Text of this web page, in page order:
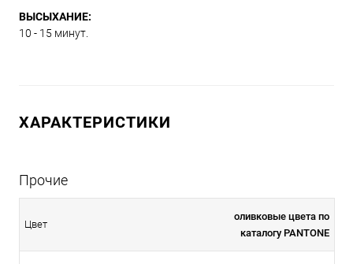
ВЫСЫХАНИЕ:
10 - 15 минут.
ХАРАКТЕРИСТИКИ
Прочие
Цвет
оливковые цвета по
каталогу PANTONE